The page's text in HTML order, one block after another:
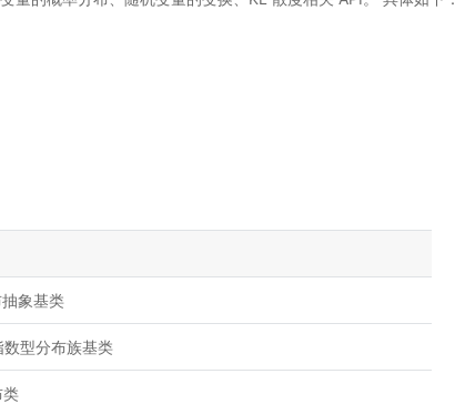
象基类
型分布族基类